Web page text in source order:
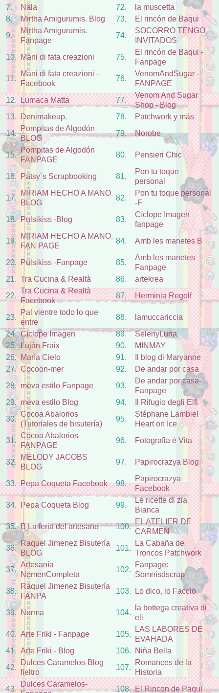
7.
Nala 72.
la muscetta
8.
Mirtha Amigurumis. Blog 73.
El rincón de Baqui
9.
Mirtha Amigurumis.
Fanpage
74.
SOCORRO TENGO
INVITADOS
10.
Mani di fata creazioni 75.
El rincón de Baqui -
Fanpage
11.
Mani di fata creazioni -
Facebook
76.
VenomAndSugar -
FANPAGE
12. Lumaca Matta 77.
Venom And Sugar
Shop - Blog
13.
Denimakeup. 78.
Patchwork y más
14.
Pompitas de Algodón
BLOG
79. Norobe
15.
Pompitas de Algodón
FANPAGE
80. Pensieri Chic
16. Patsy´s Scrapbooking 81.
Pon tu toque
personal
17.
MIRIAM HECHO A MANO.
BLOG
82.
Pon tu toque personal
-F
18. Pulsikiss -Blog 83.
Cíclope Imagen
fanpage
19.
MIRIAM HECHO A MANO.
FAN PAGE
84. Amb les manetes B
20. Pulsikiss -Fanpage 85.
Amb les manetes
Fanpage
21. Tra Cucina & Realtà 86.
artekrea
22.
Tra Cucina & Realtà
Facebook
87. Herminia Regolf
23.
Pal vientre todo lo que
entre
88.
lamuccariccia
24. Cíclope Imagen 89.
SelenyLuna
25. Luján Fraix 90.
MINMAY
26. María Cielo 91.
Il blog di Maryanne
27. Cocoon-mer 92.
De andar por casa
28. meva estilo Fanpage 93.
De andar por casa-
Fanpage
29. meva estilo Blog 94.
Il Rifugio degli Elfi
30.
Cocoa Abalorios
(Tutoriales de bisutería)
95.
Stéphane Lambiel
Heart on Ice
31.
Cocoa Abalorios
FANPAGE
96. Fotografia è Vita
32.
MELODY JACOBS
BLOG
97. Papirocrazya Blog
33. Pepa Coqueta Facebook 98.
Papirocrazya
Facebook
34.
Pepa Coqueta Blog 99.
Le ricette di zia
Bianca
35. B La feria del artesano 100.
EL ATELIER DE
CARMEN
36.
Raquel Jimenez Bisutería
BLOG
101.
La Cabaña de
Troncos Patchwork
37.
Artesanía
NemenCompleta
102.
Fanpage:
Somnisdscrap
38.
Raquel Jimenez Bisutería
FANPA
103. Lo dico, lo Faccio
39. Norma 104.
la bottega creativa di
eli
40. Arte Friki - Fanpage 105.
LAS LABORES DE
EVAHADA
41. Arte Friki - Blog 106.
Niña Bella
42.
Dulces Caramelos-Blog
fieltro
107.
Romances de la
Historia
43.
Dulces Caramelos-
108. El Rincon de Paqui